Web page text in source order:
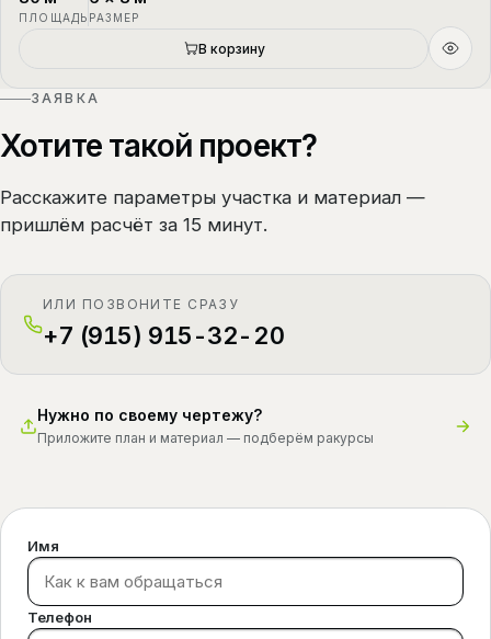
ПЛОЩАДЬ РАЗМЕР
В корзину
ЗАЯВКА
Хотите такой проект?
Расскажите параметры участка и материал —
пришлём расчёт за 15 минут.
ИЛИ ПОЗВОНИТЕ СРАЗУ
+7 (915) 915-32-20
Нужно по своему чертежу?
Приложите план и материал — подберём ракурсы
Имя
Телефон